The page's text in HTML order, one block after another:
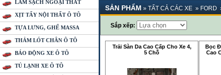
LÀM SẠCH NGOẠI THẤT
XỊT TẨY NỘI THẤT Ô TÔ
TỰA LƯNG, GHẾ MASSA
THẢM LÓT CHÂN Ô TÔ
BÁO ĐỘNG XE Ô TÔ
TỦ LẠNH XE Ô TÔ
SẢN PHẨM » TẤT CẢ CÁC XE » FORD
Sắp xếp:
Trải Sàn Da Cao Cấp Cho Xe 4,
5 Chỗ
Bọc
Cao